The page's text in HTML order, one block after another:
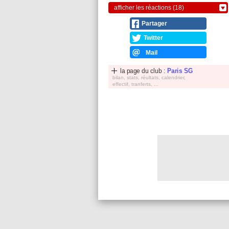
afficher les réactions (18)
Partager
Twitter
Mail
la page du club : Paris SG
bilan, stats, réultats, calendrier,
effectif, tranferts, ...